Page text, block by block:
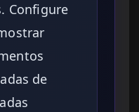
Configure
de